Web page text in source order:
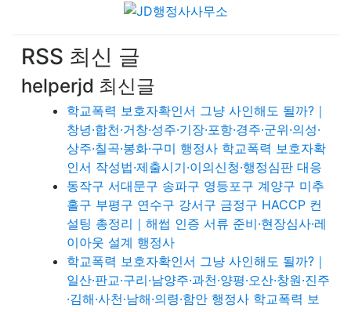
RSS 최신 글
helperjd 최신글
학교폭력 보호자확인서 그냥 사인해도 될까?｜
창녕·합천·거창·성주·기장·포항·경주·군위·의성·
상주·칠곡·봉화·구미 행정사 학교폭력 보호자확
인서 작성법·제출시기·이의신청·행정심판 대응
동작구 서대문구 송파구 영등포구 계양구 미추
홀구 부평구 연수구 강서구 금정구 HACCP 컨
설팅 총정리｜해썹 인증 서류 준비·현장심사·레
이아웃 설계 행정사
학교폭력 보호자확인서 그냥 사인해도 될까?｜
일산·판교·구리·남양주·과천·양평·오산·창원·진주
·김해·사천·남해·의령·함안 행정사 학교폭력 보